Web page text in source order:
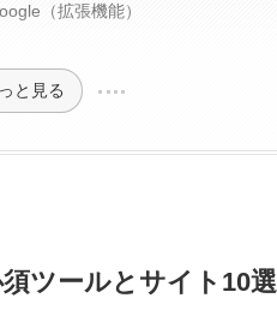
（拡張機能）
と見る
ツールとサイト10選